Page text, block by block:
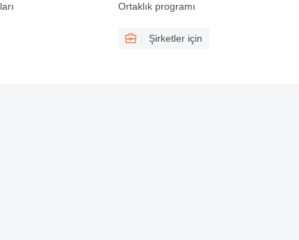
Ortaklık programı
Şirketler için